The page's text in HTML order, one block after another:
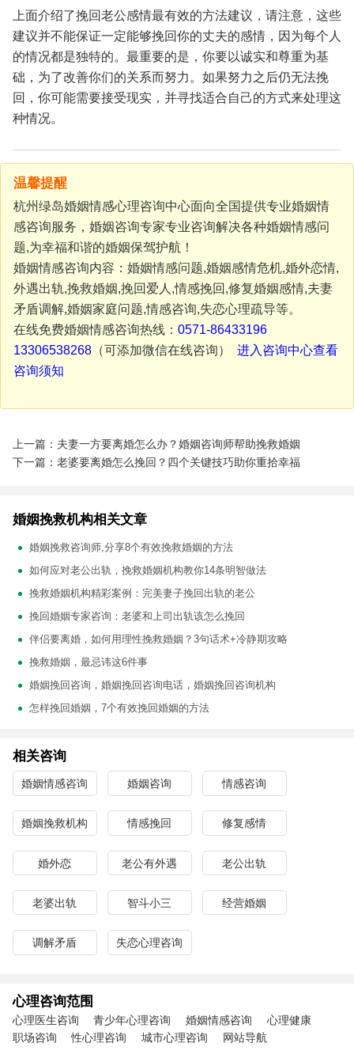
上面介绍了挽回老公感情最有效的方法建议，请注意，这些
建议并不能保证一定能够挽回你的丈夫的感情，因为每个人
的情况都是独特的。最重要的是，你要以诚实和尊重为基
础，为了改善你们的关系而努力。如果努力之后仍无法挽
回，你可能需要接受现实，并寻找适合自己的方式来处理这
种情况。
温馨提醒
杭州绿岛婚姻情感心理咨询中心面向全国提供专业婚姻情
感咨询服务，婚姻咨询专家专业咨询解决各种婚姻情感问
题,为幸福和谐的婚姻保驾护航！
婚姻情感咨询内容：婚姻情感问题,婚姻感情危机,婚外恋情,
外遇出轨,挽救婚姻,挽回爱人,情感挽回,修复婚姻感情,夫妻
矛盾调解,婚姻家庭问题,情感咨询,失恋心理疏导等。
在线免费婚姻情感咨询热线： 0571-86433196
13306538268（可添加微信在线咨询） 进入咨询中心查看
咨询须知
上一篇：夫妻一方要离婚怎么办？婚姻咨询师帮助挽救婚姻
下一篇：老婆要离婚怎么挽回？四个关键技巧助你重拾幸福
婚姻挽救机构相关文章
婚姻挽救咨询师,分享8个有效挽救婚姻的方法
如何应对老公出轨，挽救婚姻机构教你14条明智做法
挽救婚姻机构精彩案例：完美妻子挽回出轨的老公
挽回婚姻专家咨询：老婆和上司出轨该怎么挽回
伴侣要离婚，如何用理性挽救婚姻？3句话术+冷静期攻略
挽救婚姻，最忌讳这6件事
婚姻挽回咨询，婚姻挽回咨询电话，婚姻挽回咨询机构
怎样挽回婚姻，7个有效挽回婚姻的方法
相关咨询
婚姻情感咨询 婚姻咨询 情感咨询
婚姻挽救机构 情感挽回 修复感情
婚外恋 老公有外遇 老公出轨
老婆出轨 智斗小三 经营婚姻
调解矛盾 失恋心理咨询
心理咨询范围
心理医生咨询 青少年心理咨询 婚姻情感咨询
心理健康
职场咨询
性心理咨询 城市心理咨询 网站导航